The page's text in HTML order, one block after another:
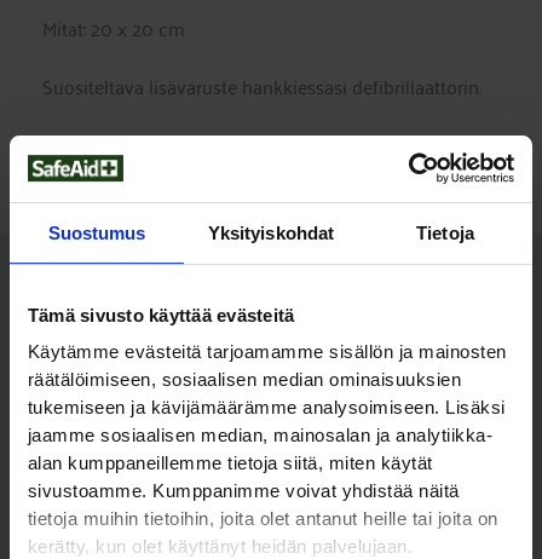
Suostumus Yksityiskohdat Tietoja
Tämä sivusto käyttää evästeitä
Käytämme evästeitä tarjoamamme sisällön ja mainosten
räätälöimiseen, sosiaalisen median ominaisuuksien
tukemiseen ja kävijämäärämme analysoimiseen. Lisäksi
jaamme sosiaalisen median, mainosalan ja analytiikka-
alan kumppaneillemme tietoja siitä, miten käytät
sivustoamme. Kumppanimme voivat yhdistää näitä
tietoja muihin tietoihin, joita olet antanut heille tai joita on
kerätty, kun olet käyttänyt heidän palvelujaan.
Mitat: 20 x 20 cm
Suositeltava lisävaruste hankkiessasi defibrillaattorin.
Hakusanat: opastin, opaste, opastinkilpi, kilpi, hohtava,
opastekyltti
Tutustu myös